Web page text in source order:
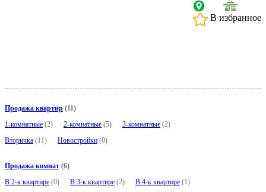
В избранное
Продажа квартир (11)
1-комнатные (2) 2-комнатные (5) 3-комнатные (2)
Вторичка (11) Новостройки (0)
Продажа комнат (6)
В 2-к квартире (0) В 3-к квартире (2) В 4-к квартире (1)